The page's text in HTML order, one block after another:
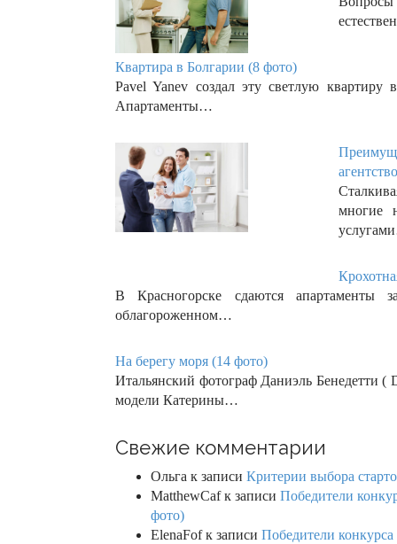
Квартира в Болгарии (8 фото)
Pavel Yanev создал эту светлую
Апартаменты…
многие
В Красногорске сдаются
облагороженном…
На берегу моря (14 фото)
Итальянский фотограф Даниэль Бенедетти (
модели Катерины…
Свежие комментарии
Ольга к записи Критерии выбора
MatthewCafк записи Победители
фото)
ElenaFofк записи Победители